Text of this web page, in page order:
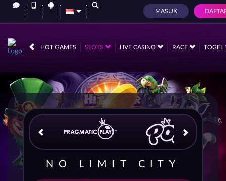
MASUK
HOT GAMES SLOTS LIVE CASINO RACE TOGEL
IDR
NO LIMIT CITY